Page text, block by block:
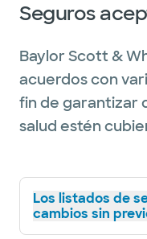
Seguros
Baylor Scott &
acuerdos con
fin de garantizar
salud estén
Los listados de
cambios sin